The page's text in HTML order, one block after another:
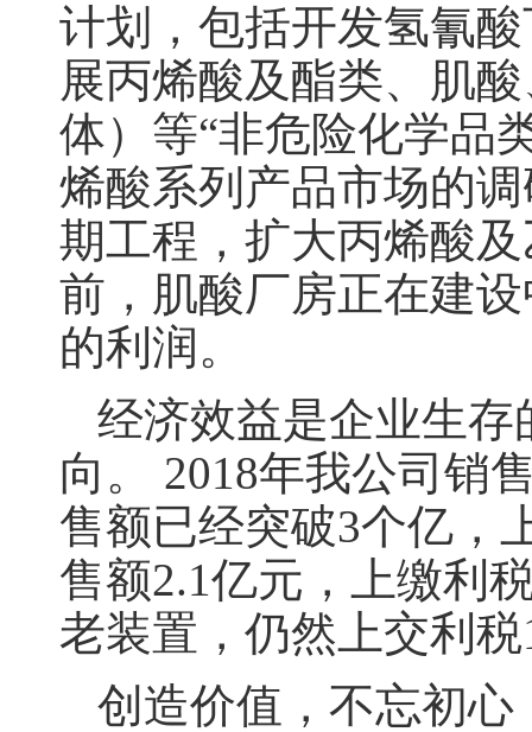
计划，包括开发氢氰
展丙烯酸及酯类、肌
体）等“非危险化学品
烯酸系列产品市场的
期工程，扩大丙烯酸
前，肌酸厂房正在建
的利润。
经济效益是企业生
向。 2018年我公司销
售额已经突破3个亿，
售额2.1亿元，上缴利
老装置，仍然上交利
创造价值，不忘初